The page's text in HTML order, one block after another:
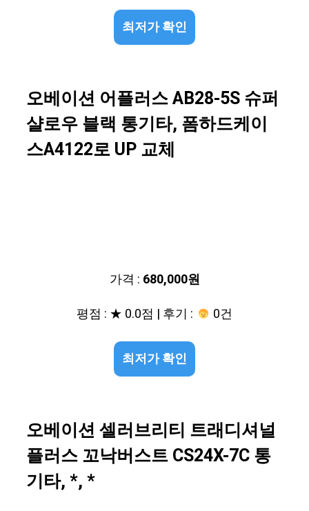
최저가 확인
오베이션 어플러스 AB28-5S 슈퍼
샬로우 블랙 통기타, 폼하드케이
스A4122로 UP 교체
가격 : 680,000원
평점 : ★ 0.0점 | 후기 :
0건
최저가 확인
오베이션 셀러브리티 트래디셔널
플러스 꼬낙버스트 CS24X-7C 통
기타, *, *